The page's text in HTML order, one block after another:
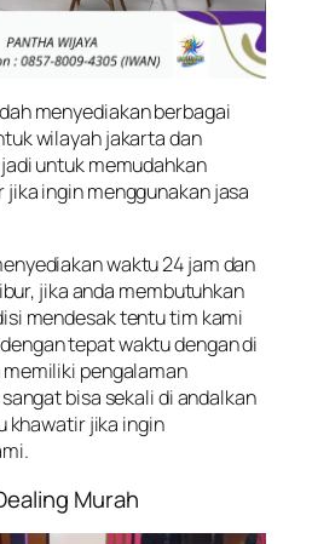
menyediakan berbagai
wilayah jakarta dan
untuk memudahkan
ingin menggunakan jasa
waktu 24 jam dan
jika anda membutuhkan
mendesak tentu tim kami
tepat waktu dengan di
pengalaman
bisa sekali di andalkan
khawatir jika ingin
Murah